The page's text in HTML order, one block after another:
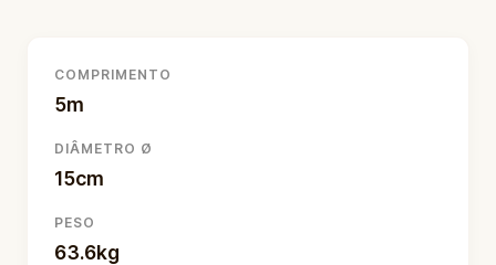
COMPRIMENTO
5m
DIÂMETRO Ø
15cm
PESO
63.6kg